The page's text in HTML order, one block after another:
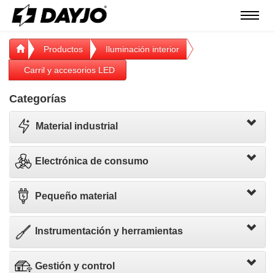
Menú
Productos Iluminación interior
Carril y accesorios LED
Categorías
Material industrial
Electrónica de consumo
Pequeño material
Instrumentación y herramientas
Gestión y control